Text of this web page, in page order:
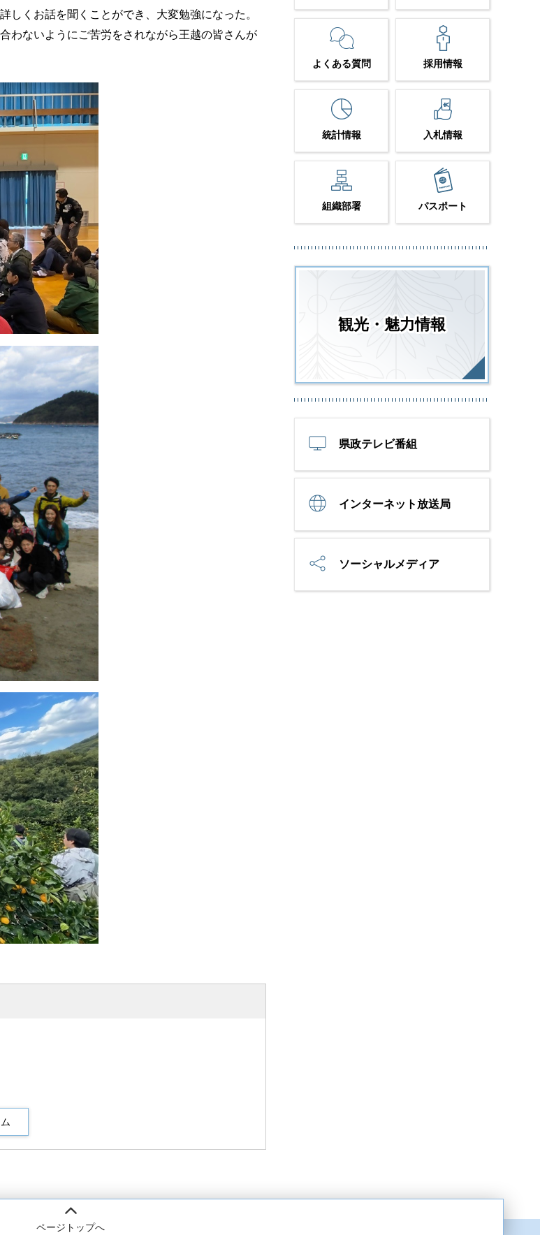
しくお話を聞くことができ、大変勉強になった。
わないようにご苦労をされながら王越の皆さんが
よくある質問 採用情報
統計情報 入札情報
組織部署 パスポート
観光・魅力情報
県政テレビ番組
インターネット放送局
ソーシャルメディア
ページトップへ